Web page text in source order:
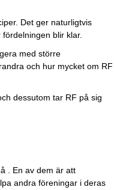
Det ger naturligtvis
blir klar.
med större
och hur mycket om RF
dessutom tar RF på sig
. En av dem är att
andra föreningar i deras